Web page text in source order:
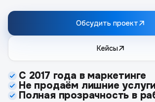
Обсудить проект
Кейсы
С 2017 года в маркетинге
Не продаём лишние услуги
Полная прозрачность в